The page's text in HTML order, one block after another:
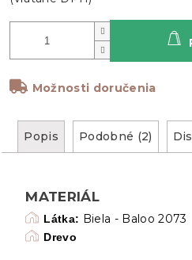
Možnosti doručenia
Popis Podobné (2)
MATERIÁL
Látka: Biela - Baloo 2073
Drevo